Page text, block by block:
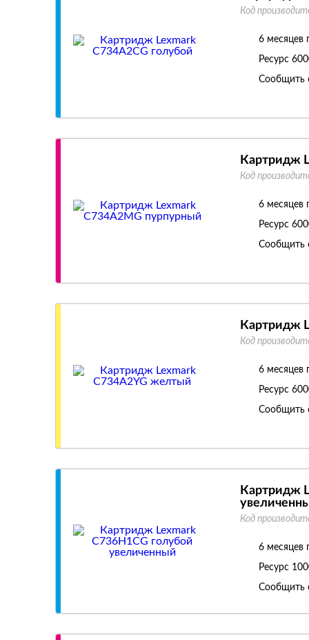
Код
6 месяцев
Ресурс
Сообщить
Картридж
Код
6 месяцев
Ресурс
Сообщить
Картридж
Код
6 месяцев
Ресурс
Сообщить
Картридж
Код
6 месяцев
Ресурс
Сообщить